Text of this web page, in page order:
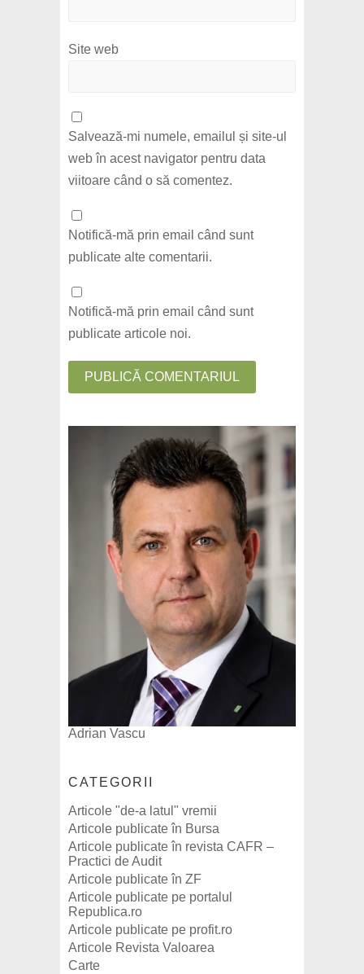
Site web
Salvează-mi numele, emailul și site-ul
web în acest navigator pentru data
viitoare când o să comentez.
Notifică-mă prin email când sunt
publicate alte comentarii.
Notifică-mă prin email când sunt
publicate articole noi.
Adrian Vascu
CATEGORII
Articole "de-a latul" vremii
Articole publicate în Bursa
Articole publicate în revista CAFR –
Practici de Audit
Articole publicate în ZF
Articole publicate pe portalul
Republica.ro
Articole publicate pe profit.ro
Articole Revista Valoarea
Carte